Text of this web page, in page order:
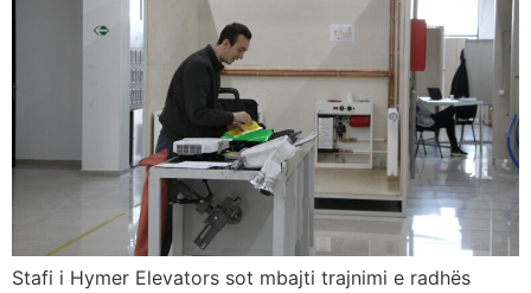
Stafi i Hymer Elevators sot mbajti trajnimi e radhës